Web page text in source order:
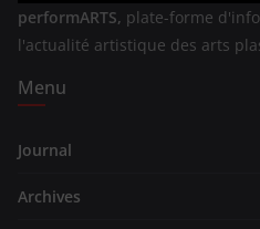
performARTS, plate-forme
l'actualité artistique des arts
Menu
Journal
Archives